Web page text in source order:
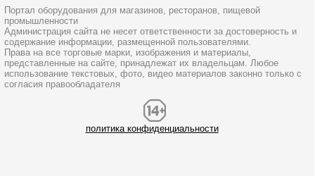
Портал оборудования для магазинов, ресторанов, пищевой
промышленности
Администрация сайта не несет ответственности за достоверность и
содержание информации, размещенной пользователями.
Права на все торговые марки, изображения и материалы,
представленные на сайте, принадлежат их владельцам. Любое
использование текстовых, фото, видео материалов законно только с
согласия правообладателя
политика конфиденциальности